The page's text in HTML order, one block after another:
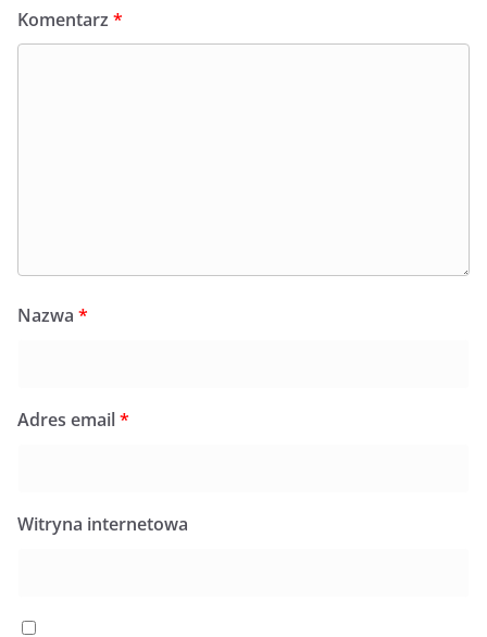
Komentarz *
Nazwa *
Adres email*
Witryna internetowa